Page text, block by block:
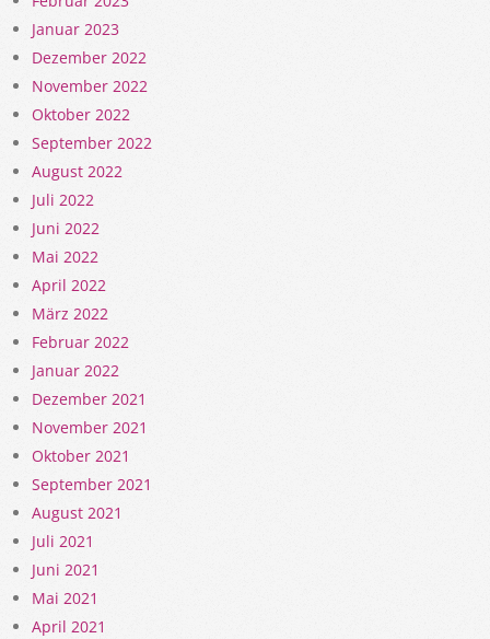
Januar 2023
Dezember 2022
November 2022
Oktober 2022
September 2022
August 2022
Juli 2022
Juni 2022
Mai 2022
April 2022
März 2022
Februar 2022
Januar 2022
Dezember 2021
November 2021
Oktober 2021
September 2021
August 2021
Juli 2021
Juni 2021
Mai 2021
April 2021